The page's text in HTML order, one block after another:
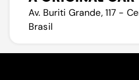
Av. Buriti Grande, 117 -
Brasil